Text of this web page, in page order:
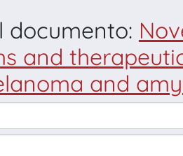
documento:
and
and